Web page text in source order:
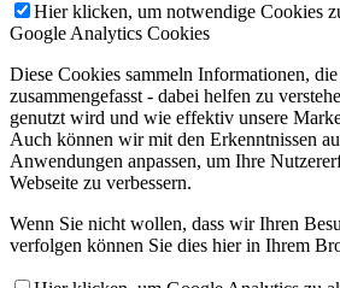
Hier klicken, um notwendige Cookies
Google Analytics Cookies
Diese Cookies sammeln Informationen,
zusammengefasst - dabei helfen zu
genutzt wird und wie effektiv unsere
Auch können wir mit den Erkenntnissen
Anwendungen anpassen, um Ihre
Webseite zu verbessern.
Wenn Sie nicht wollen, dass wir Ihren
verfolgen können Sie dies hier in Ihrem